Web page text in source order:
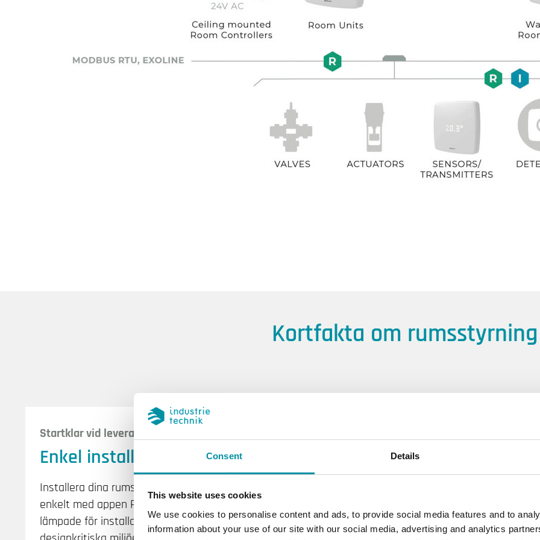
Consent Details
This website uses cookies
We use cookies to personalise content and ads, to provide social media features and to
information about your use of our site with our social media, advertising and analytics
Kortfakta om rumsstyrning
Startklar vid leverans
Enkel installation
Installera dina rumslösningar snabbt och
enkelt med appen Regin:GO. Lösningar
lämpade för installation även i
Användarvänliga
gränssnitt
Displayer med hög synlighet, enkel
navigering och intuitiv design gör